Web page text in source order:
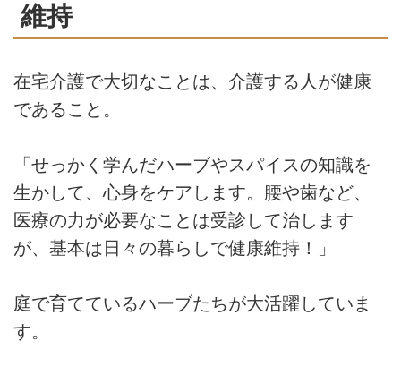
維持
在宅介護で大切なことは、介護する人が健康
であること。
「せっかく学んだハーブやスパイスの知識を
生かして、心身をケアします。腰や歯など、
医療の力が必要なことは受診して治します
が、基本は日々の暮らしで健康維持！」
庭で育てているハーブたちが大活躍していま
す。